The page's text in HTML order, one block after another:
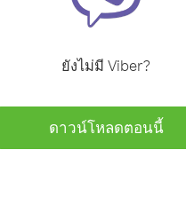
ยังไม่มี Viber?
ดาวน์โหลดตอนนี้